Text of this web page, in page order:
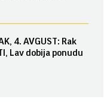
4. AVGUST: Rak
Lav dobija ponudu